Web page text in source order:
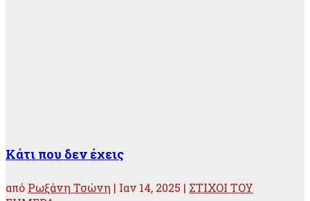
Κάτι που δεν έχεις
από Ρωξάνη Τσώνη | Ιαν 14, 2025 | ΣΤΙΧΟΙ ΤΟΥ